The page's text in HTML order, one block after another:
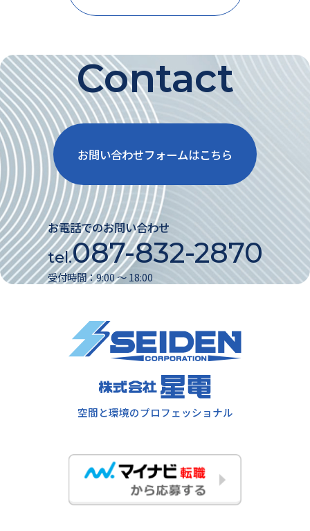
Contact
お問い合わせフォームはこちら
お電話でのお問い合わせ
tel.087-832-2870
受付時間：9:00 〜 18:00
空間と環境のプロフェッショナル